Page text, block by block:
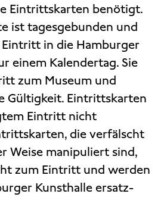
Eintrittskarten benötigt.
ist tagesgebunden und
in die Hamburger
einem Kalendertag. Sie
zum Museum und
Gültigkeit. Eintrittskarten
Eintritt nicht
die verfälscht
Weise manipuliert sind,
zum Eintritt und werden
Kunsthalle ersatz-